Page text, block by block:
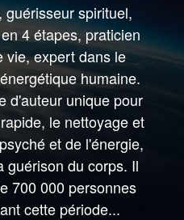
spirituel,
4 étapes, praticien
vie, expert dans le
humaine.
d'auteur unique pour
le nettoyage et
et de l'énergie,
guérison du corps. Il
700 000 personnes
cette période...